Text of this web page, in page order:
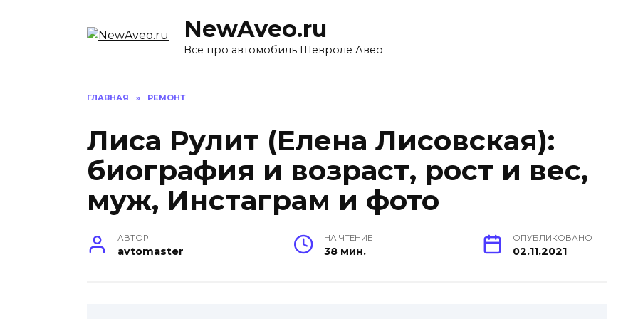
NewAveo.ru
Все про автомобиль Шевроле Авео
ГЛАВНАЯ » РЕМОНТ
Лиса Рулит (Елена Лисовская):
биография и возраст, рост и вес,
муж, Инстаграм и фото
АВТОР
avtomaster
НА ЧТЕНИЕ
38 мин.
ОПУБЛИКОВАНО
02.11.2021